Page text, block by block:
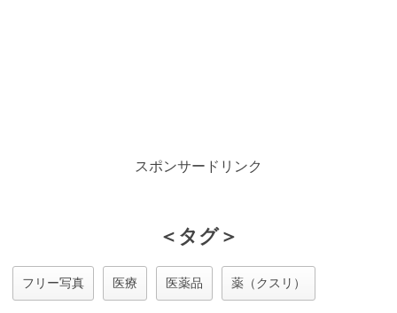
スポンサードリンク
＜タグ＞
フリー写真 医療 医薬品 薬（クスリ）